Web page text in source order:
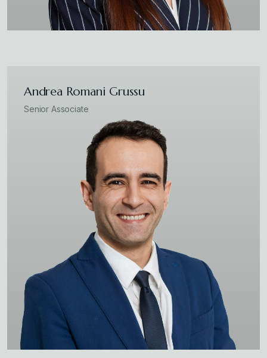
Andrea Romani Grussu
Senior Associate